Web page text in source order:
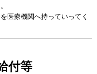
医療機関へ持っていってく
付等